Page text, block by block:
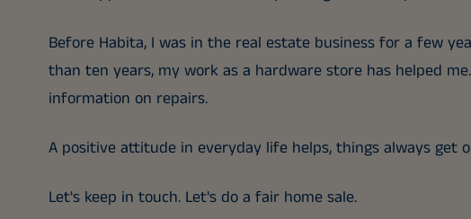
Before Habita, I was in the real estate business for a few
than ten years, my work as a hardware store has helped
information on repairs.
A positive attitude in everyday life helps, things always get
Let's keep in touch. Let's do a fair home sale.